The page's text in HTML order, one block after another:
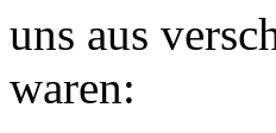
uns aus
waren: